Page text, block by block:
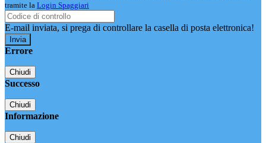
tramite la Login Spaggiari
E-mail inviata, si prega di controllare la casella di posta elettronica!
Errore
Chiudi
Successo
Chiudi
Informazione
Chiudi